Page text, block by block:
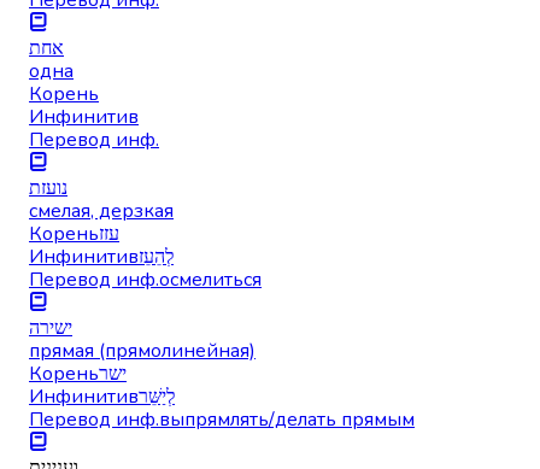
אחת
одна
Корень
Инфинитив
Перевод инф.
נועזת
смелая, дерзкая
Кореньעזז
Инфинитивלְהֵעֵז
Перевод инф.осмелиться
ישירה
прямая (прямолинейная)
Кореньישר
Инфинитивלְיַשֵּׁר
Перевод инф.выпрямлять/делать прямым